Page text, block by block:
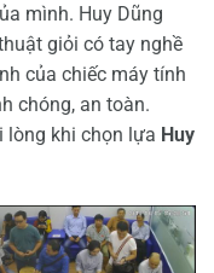
mình. Huy Dũng
giỏi có tay nghề
của chiếc máy tính
chóng, an toàn.
lòng khi chọn lựa Huy